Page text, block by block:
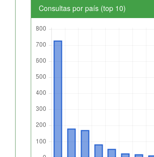
Consultas por país (top 10)